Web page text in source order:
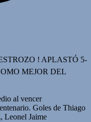
! APLASTÓ 5-
MEJOR DEL
al vencer
Goles de Thiago
Leonel Jaime